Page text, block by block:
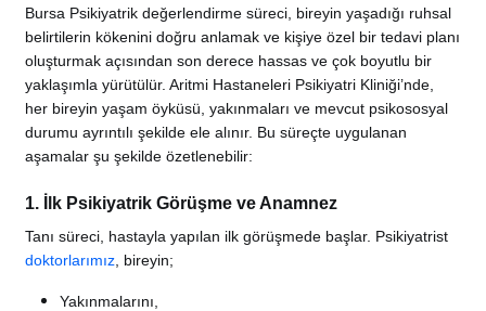
Bursa Psikiyatrik değerlendirme süreci, bireyin yaşadığı ruhsal
belirtilerin kökenini doğru anlamak ve kişiye özel bir tedavi planı
oluşturmak açısından son derece hassas ve çok boyutlu bir
yaklaşımla yürütülür. Aritmi Hastaneleri Psikiyatri Kliniği’nde,
her bireyin yaşam öyküsü, yakınmaları ve mevcut psikososyal
durumu ayrıntılı şekilde ele alınır. Bu süreçte uygulanan
aşamalar şu şekilde özetlenebilir:
1. İlk Psikiyatrik Görüşme ve Anamnez
Tanı süreci, hastayla yapılan ilk görüşmede başlar. Psikiyatrist
doktorlarımız , bireyin;
Yakınmalarını,